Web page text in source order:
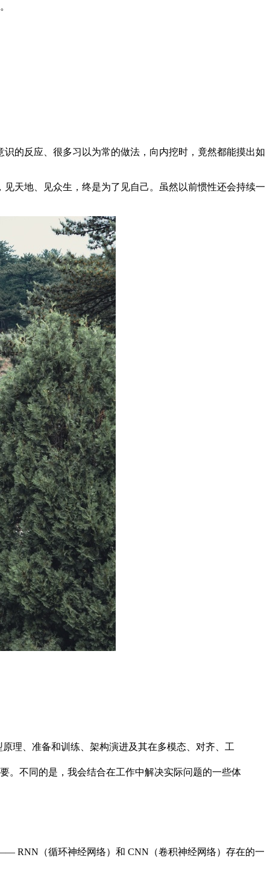
的反应、很多习以为常的做法，向内挖时，竟然都能摸出如
天地、见众生，终是为了见自己。虽然以前惯性还会持续一
理、准备和训练、架构演进及其在多模态、对齐、工
。不同的是，我会结合在工作中解决实际问题的一些体
RNN（循环神经网络）和 CNN（卷积神经网络）存在的一